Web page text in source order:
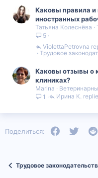
Каковы правила и
иностранных
Татьяна Колеснёва
5
Трудовое
ViolettaPetrovna
Каковы отзывы о
клиниках?
Marina
1
Ирина К.
Поделиться: FacebookTwitter
Трудовое